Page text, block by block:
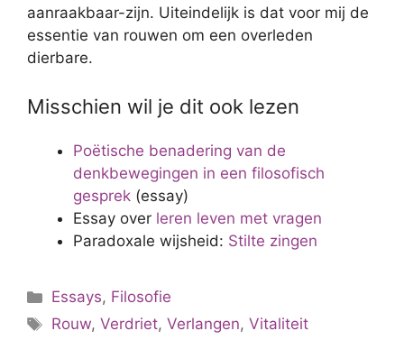
aanraakbaar-zijn. Uiteindelijk is dat voor mij de
essentie van rouwen om een overleden
dierbare.
Misschien wil je dit ook lezen
Poëtische benadering van de
denkbewegingen in een filosofisch
gesprek (essay)
Essay over leren leven met vragen
Paradoxale wijsheid: Stilte zingen
Categorieën
Essays, Filosofie
Tags
Rouw,Verdriet,Verlangen,Vitaliteit